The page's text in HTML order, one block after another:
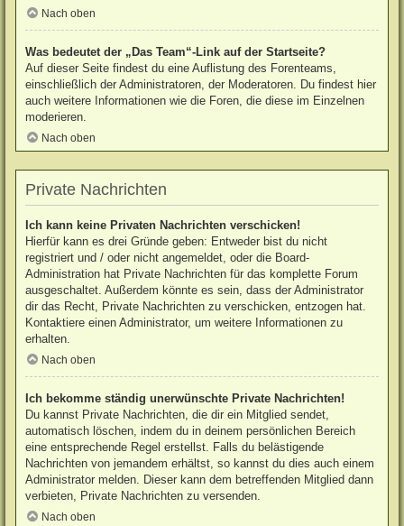
Nach oben
Was bedeutet der „Das Team“-Link auf der Startseite?
Auf dieser Seite findest du eine Auflistung des Forenteams,
einschließlich der Administratoren, der Moderatoren. Du findest hier
auch weitere Informationen wie die Foren, die diese im Einzelnen
moderieren.
Nach oben
Private Nachrichten
Ich kann keine Privaten Nachrichten verschicken!
Hierfür kann es drei Gründe geben: Entweder bist du nicht
registriert und / oder nicht angemeldet, oder die Board-
Administration hat Private Nachrichten für das komplette Forum
ausgeschaltet. Außerdem könnte es sein, dass der Administrator
dir das Recht, Private Nachrichten zu verschicken, entzogen hat.
Kontaktiere einen Administrator, um weitere Informationen zu
erhalten.
Nach oben
Ich bekomme ständig unerwünschte Private Nachrichten!
Du kannst Private Nachrichten, die dir ein Mitglied sendet,
automatisch löschen, indem du in deinem persönlichen Bereich
eine entsprechende Regel erstellst. Falls du belästigende
Nachrichten von jemandem erhältst, so kannst du dies auch einem
Administrator melden. Dieser kann dem betreffenden Mitglied dann
verbieten, Private Nachrichten zu versenden.
Nach oben